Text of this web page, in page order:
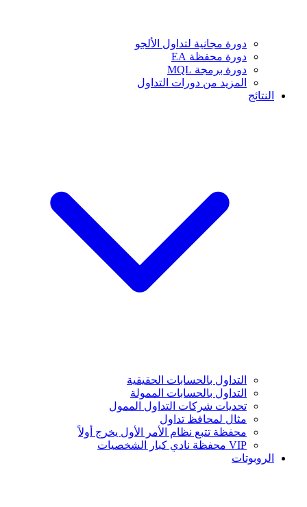
دورة مجانية لتداول الألجو
دورة محفظة EA
دورة برمجة MQL
المزيد من دورات التداول
النتائج
التداول بالحسابات الحقيقية
التداول بالحسابات الممولة
تحديات شركات التداول الممول
مثال لمحافظ تداول
محفظة تتبع نظام الأمر الأول يخرج أولاً
VIP محفظة نادي كبار الشخصيات
الروبوتات